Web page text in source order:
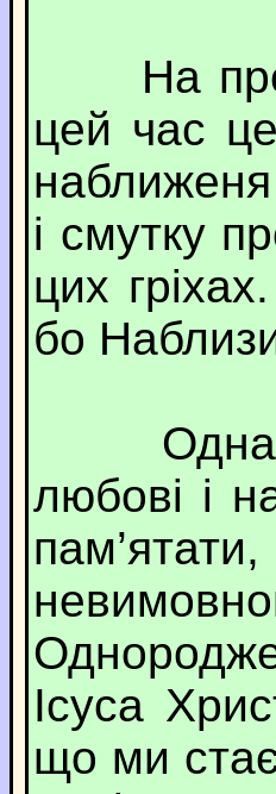
На
цей час
і смутку
цих
бо
Однак
любові і
Ісуса
що ми